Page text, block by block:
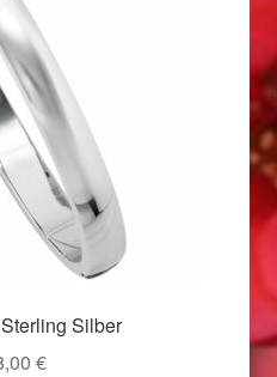
Silber
€